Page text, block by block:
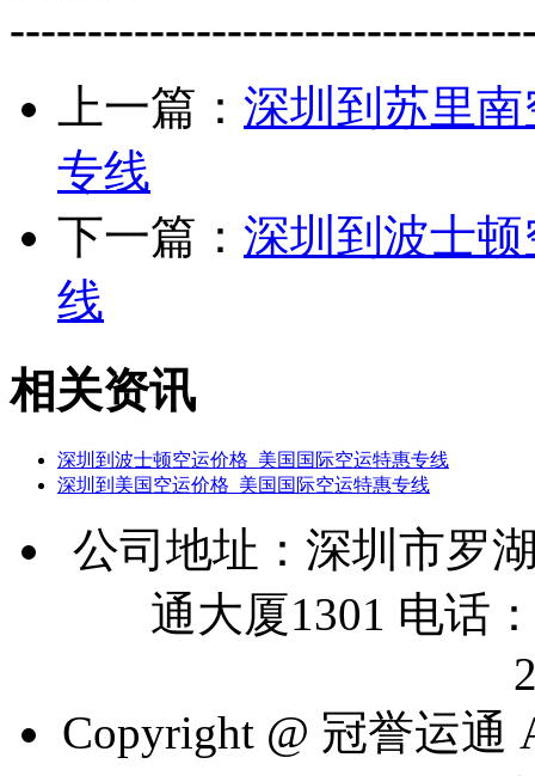
上一篇： 深圳到苏里
专线
下一篇： 深圳到波士
线
相关资讯
深圳到波士顿空运价格_美国国际空运特惠专线
深圳到美国空运价格_美国国际空运特惠专线
公司地址：深圳市罗
通大厦1301 电话
Copyright @ 冠誉运通